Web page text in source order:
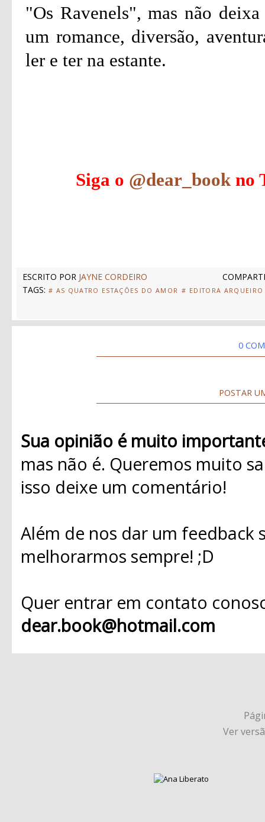
"Os Ravenels", mas não
um romance, diversão,
ler e ter na estante.
Siga o @dear_book no
ESCRITO POR JAYNE CORDEIRO
TAGS: # AS QUATRO ESTAÇÕES DO AMOR # EDITORA ARQUEIRO
0
POSTAR
Sua opinião é muito
mas não é. Queremos muito
isso deixe um comentário!
Além de nos dar um
melhorarmos sempre! ;D
Quer entrar em contato
dear.book@hotmail.com
Ver